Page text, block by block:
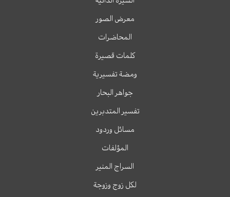
معرض الصور
المحاضرات
كلمات قصيرة
ومضة تفسيرية
جواهر البحار
تفسير المتدبرين
مسائل وردود
المؤلفات
السراج المنير
لكل زوج وزوجة